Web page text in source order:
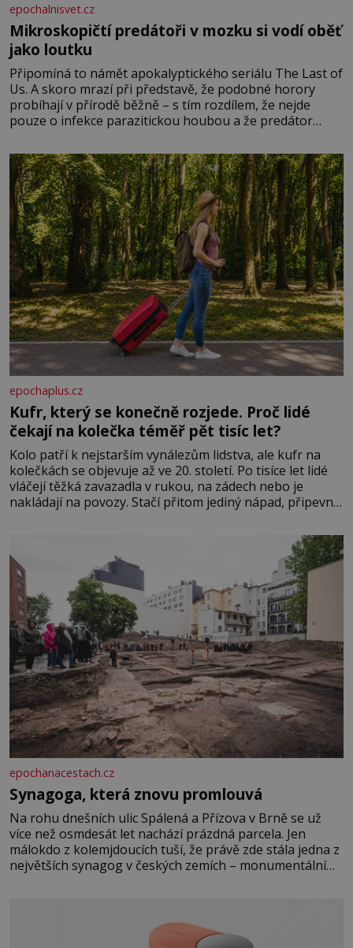
epochalnisvet.cz
Mikroskopičtí predátoři v mozku si vodí oběť
jako loutku
Připomíná to námět apokalyptického seriálu The Last of
Us. A skoro mrazí při představě, že podobné horory
probíhají v přírodě běžně – s tím rozdílem, že nejde
pouze o infekce parazitickou houbou a že predátor
živočichy, než je člověk. Najít skutečné zombie není nic
nemožného ani v naší přírodě.
epochaplus.cz
Kufr, který se konečně rozjede. Proč lidé
čekají na kolečka téměř pět tisíc let?
Kolo patří k nejstarším vynálezům lidstva, ale kufr na
kolečkách se objevuje až ve 20. století. Po tisíce let lidé
vláčejí těžká zavazadla v rukou, na zádech nebo je
nakládají na povozy. Stačí přitom jediný nápad, připevnit
nedostane. Až jednou se na letišti ozve věta, která změní
epochanacestach.cz
Synagoga, která znovu promlouvá
Na rohu dnešních ulic Spálená a Přízova v Brně se už
více než osmdesát let nachází prázdná parcela. Jen
málokdo z kolemjdoucích tuší, že právě zde stála jedna z
největších synagog v českých zemích – monumentální